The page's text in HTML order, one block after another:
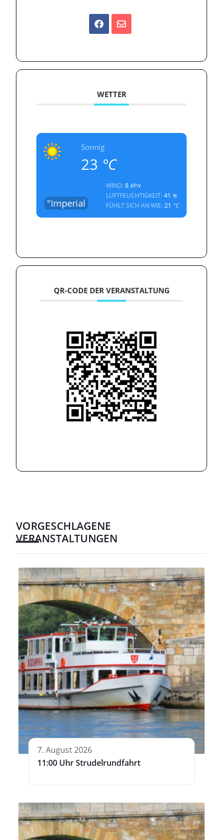
WETTER
Sonnig
23 °C
°Imperial
WIND:8 KPH
LUFTFEUCHTIGKEIT:41 %
FÜHLT SICH AN WIE:21 °C
QR-CODE DER VERANSTALTUNG
VORGESCHLAGENE
VERANSTALTUNGEN
7. August 2026
11:00 Uhr Strudelrundfahrt